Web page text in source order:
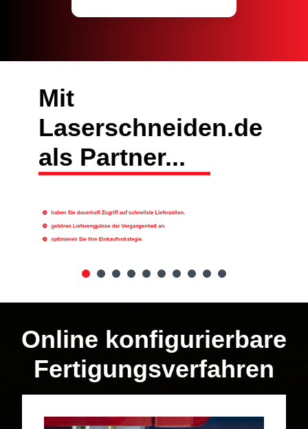
Mit
Laserschneiden.de
als Partner...
Online konfigurierbare
Fertigungsverfahren